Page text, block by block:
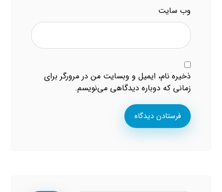
وب‌ سایت
ذخیره نام، ایمیل و وبسایت من در مرورگر برای
زمانی که دوباره دیدگاهی می‌نویسم.
فرستادن دیدگاه